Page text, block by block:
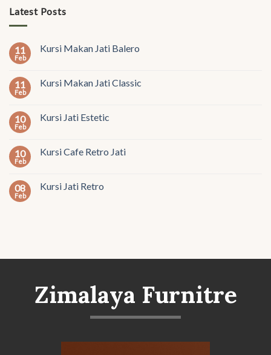
Latest Posts
11
Feb
Kursi Makan Jati Balero
11
Feb
Kursi Makan Jati Classic
10
Feb
Kursi Jati Estetic
10
Feb
Kursi Cafe Retro Jati
08
Feb
Kursi Jati Retro
Zimalaya Furnitre